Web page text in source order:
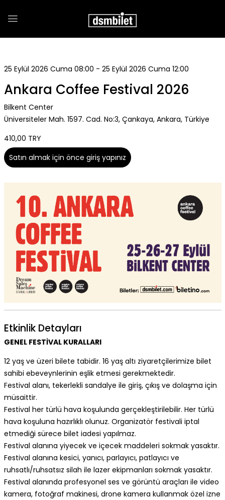
25 Eylül 2026 Cuma 08:00 - 25 Eylül 2026 Cuma 12:00
Ankara Coffee Festival 2026
Bilkent Center
Üniversiteler Mah. 1597. Cad. No:3, Çankaya, Ankara, Türkiye
410,00 TRY
Satın almak için önce giriş yapınız
Etkinlik Detayları
GENEL FESTİVAL KURALLARI
12 yaş ve üzeri bilete tabidir. 16 yaş altı ziyaretçilerimize bilet
sahibi ebeveynlerinin eşlik etmesi gerekmektedir.
Festival alanı, tekerlekli sandalye ile giriş, çıkış ve dolaşma için
müsaittir.
Festival her türlü hava koşulunda gerçekleştirilebilir. Her türlü
hava koşuluna hazırlıklı olunuz. Organizatör festivali iptal
etmediği sürece bilet iadesi yapılmaz.
Festival alanına yiyecek ve içecek maddeleri sokmak yasaktır.
Festival alanına kesici, yanıcı, parlayıcı, patlayıcı ve
ruhsatlı/ruhsatsız silah ile lazer ekipmanları sokmak yasaktır.
Festival alanında profesyonel ses ve görüntü araçları ile video
kamera, fotoğraf makinesi, drone kamera kullanmak özel izne